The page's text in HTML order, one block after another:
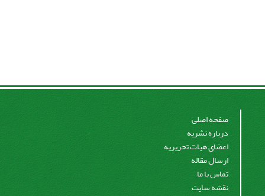
صفحه اصلی
درباره نشریه
اعضای هیات تحریریه
ارسال مقاله
تماس با ما
نقشه سایت